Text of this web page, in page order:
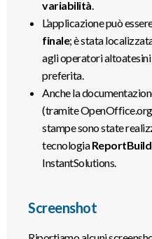
variabilità.
L’applicazione può
finale; è stata
agli operatori
preferita.
Anche la
(tramite
stampe sono state
tecnologia
InstantSolutions.
Screenshot